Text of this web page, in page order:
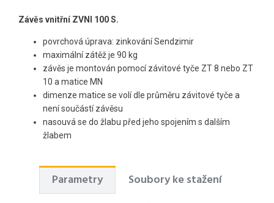
Závěs vnitřní ZVNI 100 S.
povrchová úprava: zinkování Sendzimir
maximální zátěž je 90 kg
závěs je montován pomocí závitové tyče ZT 8 nebo ZT
10 a matice MN
dimenze matice se volí dle průměru závitové tyče a
není součástí závěsu
nasouvá se do žlabu před jeho spojením s dalším
žlabem
Parametry
Soubory ke stažení